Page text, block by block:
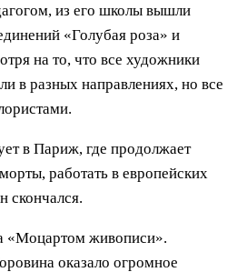
из его школы вышли
«Голубая роза» и
на то, что все художники
в разных направлениях, но все
в Париж, где продолжает
работать в европейских
скончался.
«Моцартом живописи».
оказало огромное